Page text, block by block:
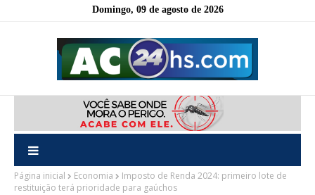
Domingo, 09 de agosto de 2026
Página inicial Economia
Imposto de Renda 2024: primeiro lote de
restituição terá prioridade para gaúchos